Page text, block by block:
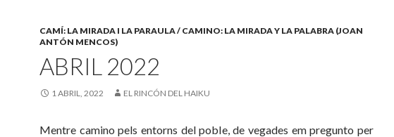
CAMÍ: LA MIRADA I LA PARAULA / CAMINO: LA MIRADA Y LA PALABRA (JOAN
ANTÓN MENCOS)
ABRIL 2022
1 ABRIL, 2022 EL RINCÓN DEL HAIKU
Mentre camino pels entorns del poble, de vegades em pregunto per